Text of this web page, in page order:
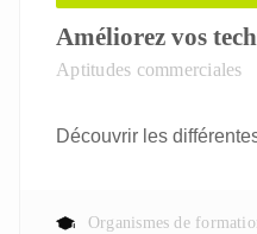
Améliorez vos
Aptitudes commerciales
Découvrir les
Organismes de